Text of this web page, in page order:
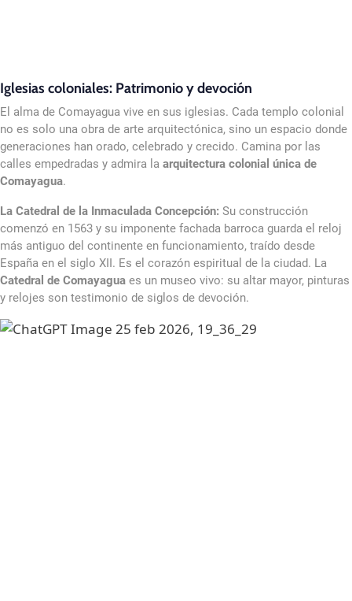
Iglesias coloniales: Patrimonio y devoción
El alma de Comayagua vive en sus iglesias. Cada templo colonial
no es solo una obra de arte arquitectónica, sino un espacio donde
generaciones han orado, celebrado y crecido. Camina por las
calles empedradas y admira la arquitectura colonial única de
Comayagua.
La Catedral de la Inmaculada Concepción: Su construcción
comenzó en 1563 y su imponente fachada barroca guarda el reloj
más antiguo del continente en funcionamiento, traído desde
España en el siglo XII. Es el corazón espiritual de la ciudad. La
Catedral de Comayagua es un museo vivo: su altar mayor, pinturas
y relojes son testimonio de siglos de devoción.